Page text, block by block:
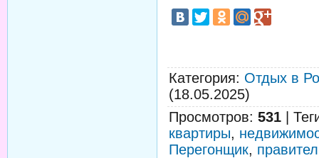
Категория: Отдых в
(18.05.2025)
Просмотров: 531
квартиры,
Перегонщик,